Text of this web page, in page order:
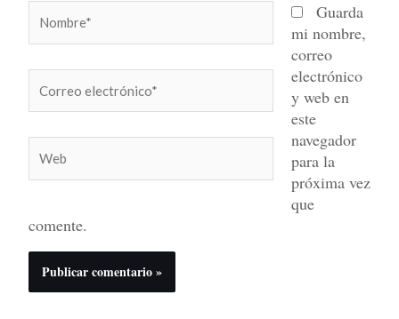
electrónico*
Guarda
mi nombre,
correo
electrónico
y web en
este
navegador
para la
próxima vez
que
comente.